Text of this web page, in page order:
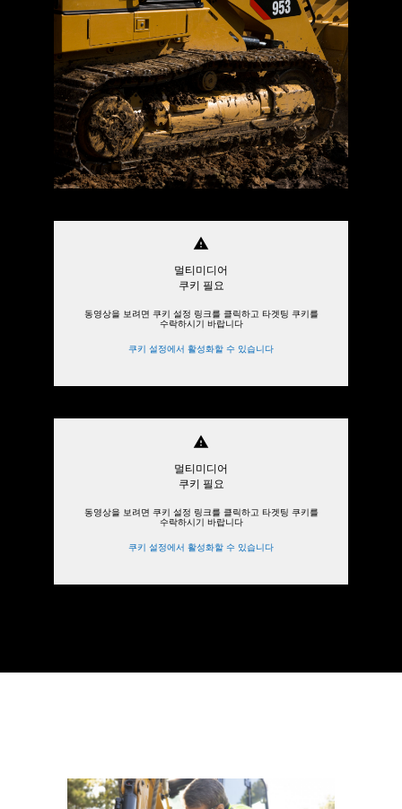
warning
멀티미디어
쿠키 필요
동영상을 보려면 쿠키 설정 링크를 클릭하고 타겟팅 쿠키를
수락하시기 바랍니다
쿠키 설정에서 활성화할 수 있습니다
warning
멀티미디어
쿠키 필요
동영상을 보려면 쿠키 설정 링크를 클릭하고 타겟팅 쿠키를
수락하시기 바랍니다
쿠키 설정에서 활성화할 수 있습니다